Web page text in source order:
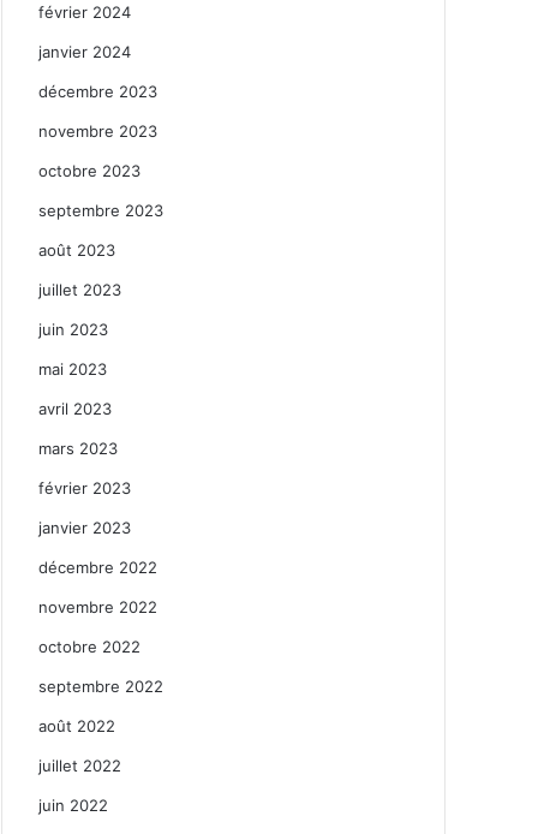
février 2024
janvier 2024
décembre 2023
novembre 2023
octobre 2023
septembre 2023
août 2023
juillet 2023
juin 2023
mai 2023
avril 2023
mars 2023
février 2023
janvier 2023
décembre 2022
novembre 2022
octobre 2022
septembre 2022
août 2022
juillet 2022
juin 2022